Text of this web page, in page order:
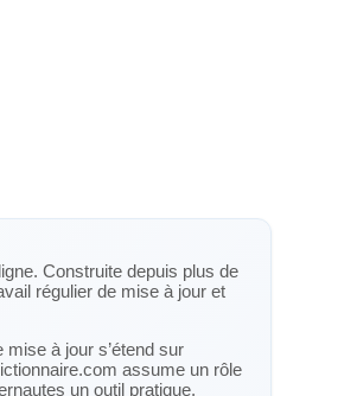
Construite depuis plus de
régulier de mise à jour et
à jour s’étend sur
assume un rôle
un outil pratique,